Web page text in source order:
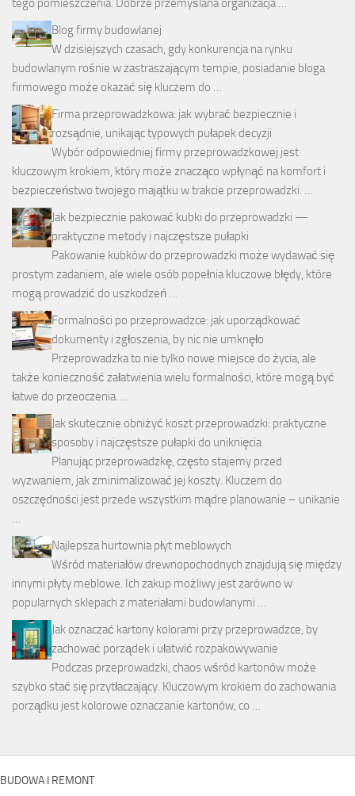
tego pomieszczenia. Dobrze przemyślana organizacja …
Blog firmy budowlanej
W dzisiejszych czasach, gdy konkurencja na rynku
budowlanym rośnie w zastraszającym tempie, posiadanie bloga
firmowego może okazać się kluczem do …
Firma przeprowadzkowa: jak wybrać bezpiecznie i
rozsądnie, unikając typowych pułapek decyzji
Wybór odpowiedniej firmy przeprowadzkowej jest
kluczowym krokiem, który może znacząco wpłynąć na komfort i
bezpieczeństwo twojego majątku w trakcie przeprowadzki. …
Jak bezpiecznie pakować kubki do przeprowadzki —
praktyczne metody i najczęstsze pułapki
Pakowanie kubków do przeprowadzki może wydawać się
prostym zadaniem, ale wiele osób popełnia kluczowe błędy, które
mogą prowadzić do uszkodzeń …
Formalności po przeprowadzce: jak uporządkować
dokumenty i zgłoszenia, by nic nie umknęło
Przeprowadzka to nie tylko nowe miejsce do życia, ale
także konieczność załatwienia wielu formalności, które mogą być
łatwe do przeoczenia. …
Jak skutecznie obniżyć koszt przeprowadzki: praktyczne
sposoby i najczęstsze pułapki do uniknięcia
Planując przeprowadzkę, często stajemy przed
wyzwaniem, jak zminimalizować jej koszty. Kluczem do
oszczędności jest przede wszystkim mądre planowanie – unikanie
…
Najlepsza hurtownia płyt meblowych
Wśród materiałów drewnopochodnych znajdują się między
innymi płyty meblowe. Ich zakup możliwy jest zarówno w
popularnych sklepach z materiałami budowlanymi …
Jak oznaczać kartony kolorami przy przeprowadzce, by
zachować porządek i ułatwić rozpakowywanie
Podczas przeprowadzki, chaos wśród kartonów może
szybko stać się przytłaczający. Kluczowym krokiem do zachowania
porządku jest kolorowe oznaczanie kartonów, co …
BUDOWA I REMONT